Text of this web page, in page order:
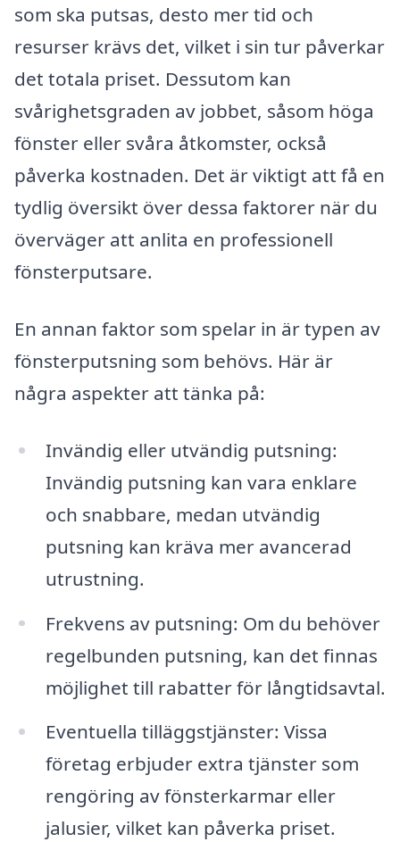
som ska putsas, desto mer tid och
resurser krävs det, vilket i sin tur påverkar
det totala priset. Dessutom kan
svårighetsgraden av jobbet, såsom höga
fönster eller svåra åtkomster, också
påverka kostnaden. Det är viktigt att få en
tydlig översikt över dessa faktorer när du
överväger att anlita en professionell
fönsterputsare.
En annan faktor som spelar in är typen av
fönsterputsning som behövs. Här är
några aspekter att tänka på:
Invändig eller utvändig putsning:
Invändig putsning kan vara enklare
och snabbare, medan utvändig
putsning kan kräva mer avancerad
utrustning.
Frekvens av putsning: Om du behöver
regelbunden putsning, kan det finnas
möjlighet till rabatter för långtidsavtal.
Eventuella tilläggstjänster: Vissa
företag erbjuder extra tjänster som
rengöring av fönsterkarmar eller
jalusier, vilket kan påverka priset.